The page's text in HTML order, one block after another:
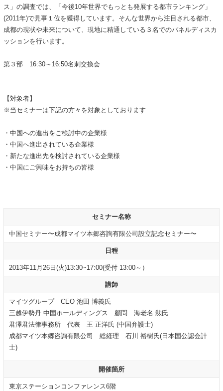
ス」の調査では、「今後10年世界でもっとも発展する都市ランキング」
(2011年)で見事１位を獲得しています。そんな世界から注目される都市、
成都の現状や未来について、現地に精通している３名でのパネルディスカ
ッションを行います。
第３部 16:30～16:50名刺交換会
【対象者】
※当セミナーは下記の方々を対象としております
・中国への進出をご検討中の企業様
・中国へ進出されている企業様
・新たな進出先を検討されている企業様
・中国にご興味をお持ちの皆様
セミナー名称
中国セミナー〜成都マイツ本郷咨詢有限公司設立記念セミナー〜
日程
2013年11月26日(火)13:30~17:00(受付 13:00～）
講師
マイツグループ CEO 池田 博義氏
三越伊勢丹 中国ホールディングス 顧問 海老名 勲氏
君澤君法律事務所 代表 王 正洋氏 (中国弁護士)
成都マイツ本郷咨詢有限公司 総経理 石川 裕樹氏(日本国公認会計
士)
開催箇所
東京ステーションコンファレンス6階